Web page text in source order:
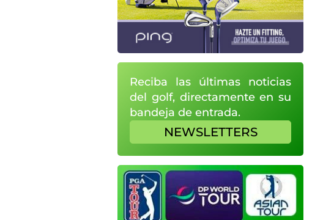
Reciba las últimas noticias
del golf, directamente en su
bandeja de entrada.
NEWSLETTERS